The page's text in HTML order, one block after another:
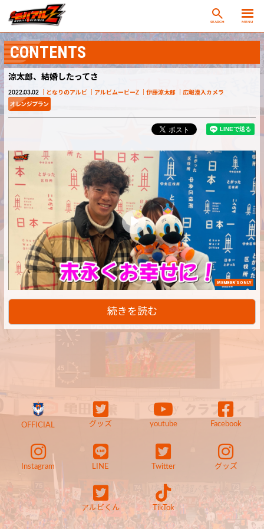
SEARCH MENU
CONTENTS
涼太郎、結婚したってさ
2022.03.02 となりのアルビ アルビムービーZ 伊藤涼太郎 広報潜入カメラ
MEMBER'S ONLY
続きを読む
OFFICIAL グッズ youtube Facebook
Instagram LINE Twitter グッズ
アルビくん TikTok